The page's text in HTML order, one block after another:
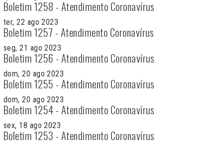
Boletim 1258 - Atendimento Coronavírus
ter, 22 ago 2023
Boletim 1257 - Atendimento Coronavírus
seg, 21 ago 2023
Boletim 1256 - Atendimento Coronavírus
dom, 20 ago 2023
Boletim 1255 - Atendimento Coronavírus
dom, 20 ago 2023
Boletim 1254 - Atendimento Coronavírus
sex, 18 ago 2023
Boletim 1253 - Atendimento Coronavírus